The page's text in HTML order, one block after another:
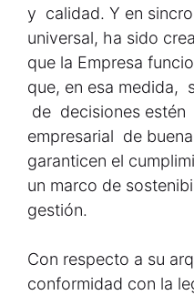
y calidad. Y en
universal, ha sido
que la Empresa
que, en esa medida,
de decisiones
empresarial de
garanticen el
un marco de
gestión.
Con respecto a su
conformidad con la